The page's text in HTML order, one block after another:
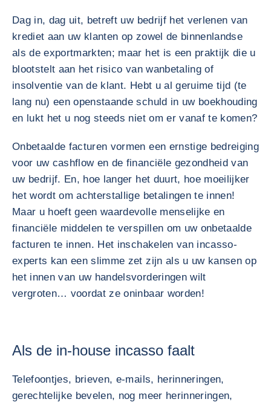
Dag in, dag uit, betreft uw bedrijf het verlenen van
krediet aan uw klanten op zowel de binnenlandse
als de exportmarkten; maar het is een praktijk die u
blootstelt aan het risico van wanbetaling of
insolventie van de klant. Hebt u al geruime tijd (te
lang nu) een openstaande schuld in uw boekhouding
en lukt het u nog steeds niet om er vanaf te komen?
Onbetaalde facturen vormen een ernstige bedreiging
voor uw cashflow en de financiële gezondheid van
uw bedrijf. En, hoe langer het duurt, hoe moeilijker
het wordt om achterstallige betalingen te innen!
Maar u hoeft geen waardevolle menselijke en
financiële middelen te verspillen om uw onbetaalde
facturen te innen. Het inschakelen van incasso-
experts kan een slimme zet zijn als u uw kansen op
het innen van uw handelsvorderingen wilt
vergroten… voordat ze oninbaar worden!
Als de in-house incasso faalt
Telefoontjes, brieven, e-mails, herinneringen,
gerechtelijke bevelen, nog meer herinneringen,